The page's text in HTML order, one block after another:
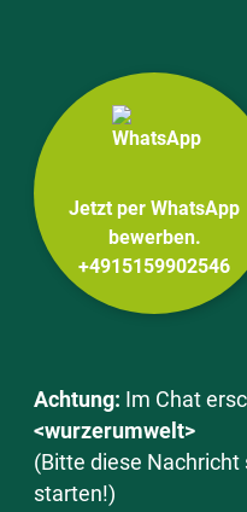
Jetzt per WhatsApp
bewerben.
+4915159902546
Achtung: Im Chat
<wurzerumwelt>
(Bitte diese Nachricht
starten!)